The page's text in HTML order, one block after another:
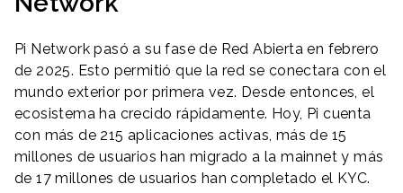
Pi Network pasó a su fase de Red Abierta en febrero
de 2025. Esto permitió que la red se conectara con el
mundo exterior por primera vez. Desde entonces, el
ecosistema ha crecido rápidamente. Hoy, Pi cuenta
con más de 215 aplicaciones activas, más de 15
millones de usuarios han migrado a la mainnet y más
de 17 millones de usuarios han completado el KYC.